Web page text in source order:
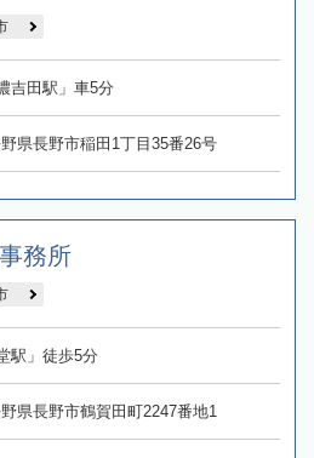
吉田駅」車5分
県長野市稲田1丁目35番26号
務所
駅」徒歩5分
県長野市鶴賀田町2247番地1